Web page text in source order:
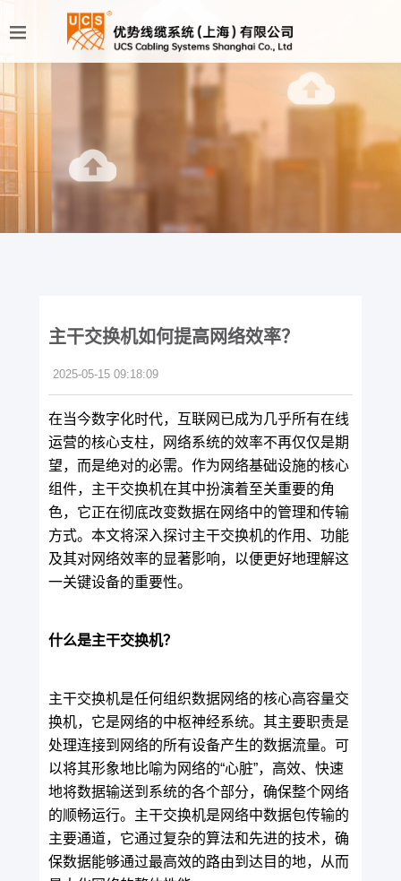
主干交换机如何提高网络效率？
2025-05-15 09:18:09
在当今数字化时代，互联网已成为几乎所有在线
运营的核心支柱，网络系统的效率不再仅仅是期
望，而是绝对的必需。作为网络基础设施的核心
组件，主干交换机在其中扮演着至关重要的角
色，它正在彻底改变数据在网络中的管理和传输
方式。本文将深入探讨主干交换机的作用、功能
及其对网络效率的显著影响，以便更好地理解这
一关键设备的重要性。
什么是主干交换机？
主干交换机是任何组织数据网络的核心高容量交
换机，它是网络的中枢神经系统。其主要职责是
处理连接到网络的所有设备产生的数据流量。可
以将其形象地比喻为网络的“心脏”，高效、快速
地将数据输送到系统的各个部分，确保整个网络
的顺畅运行。主干交换机是网络中数据包传输的
主要通道，它通过复杂的算法和先进的技术，确
保数据能够通过最高效的路由到达目的地，从而